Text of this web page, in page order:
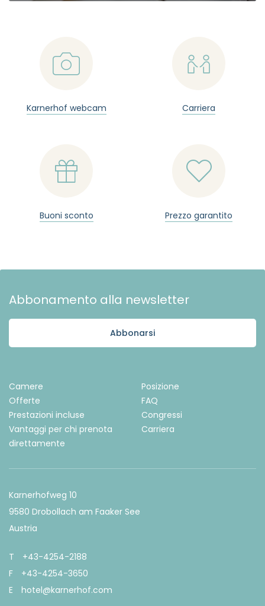
📷
Karnerhof webcam

Carriera

Buoni sconto

Prezzo garantito
Abbonamento alla newsletter
Abbonarsi
Camere
Posizione
Offerte
FAQ
Prestazioni incluse
Congressi
Vantaggi per chi prenota
direttamente
Carriera
Karnerhofweg 10
9580 Drobollach am Faaker See
Austria
T
+43-4254-2188
F
+43-4254-3650
E
hotel@karnerhof.com